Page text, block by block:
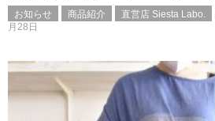
お知らせ 商品紹介 直営店 Siesta Labo.
月28日